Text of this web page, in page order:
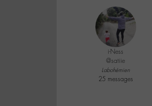
i-Ness
@satiie
Labohémien
25 messages